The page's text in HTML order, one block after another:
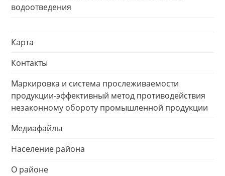
водоотведения
Карта
Контакты
Маркировка и система прослеживаемости
продукции-эффективный метод противодействия
незаконному обороту промышленной продукции
Медиафайлы
Население района
О районе